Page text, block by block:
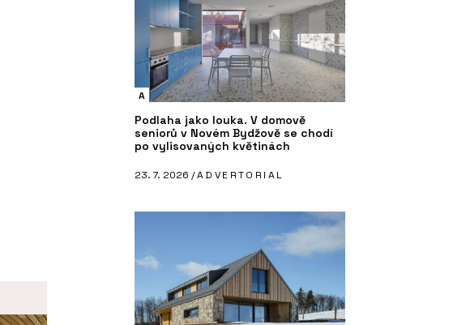
A
Podlaha jako louka. V domově
seniorů v Novém Bydžově se chodí
po vylisovaných květinách
23. 7. 2026 /ADVERTORIAL